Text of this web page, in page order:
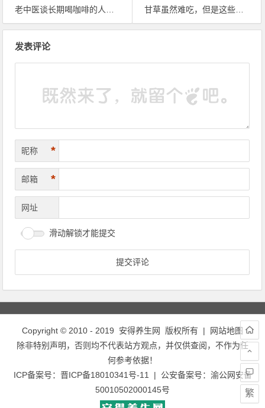
老中医谈长期喝咖啡的人，你不得不看了
甘草虽然难吃，但是这些药用你还是需要知道的
发表评论
昵称 *
邮箱 *
网址
滑动解锁才能提交
Copyright © 2010 - 2019 安得养生网 版权所有 |
网站地图
除非特别声明，否则均不代表站方观点，并仅供查阅，不作为任
何参考依据！
ICP备案号： 晋ICP备18010341号-11 | 公安备案号： 渝公网安备
50010502000145号
繁